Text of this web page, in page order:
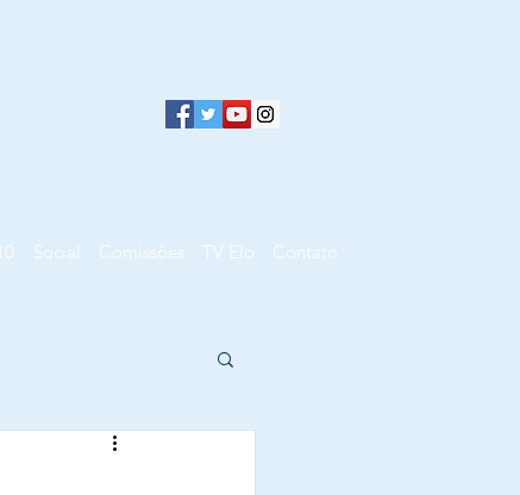
Social Comissões TV Elo Contato